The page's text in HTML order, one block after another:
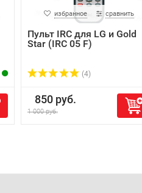
избранное сравнить
Пульт IRC для LG и Gold
Star (IRC 05 F)
(4)
850 руб.
1 000 руб.